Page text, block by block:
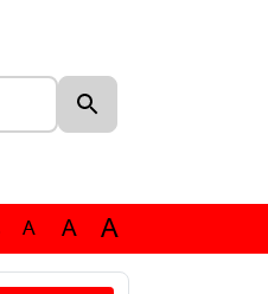
A A A